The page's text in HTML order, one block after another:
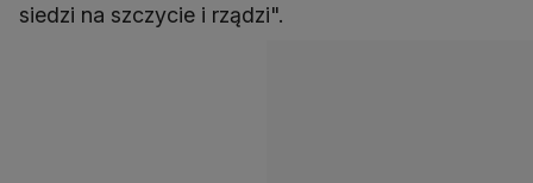
siedzi na szczycie i rządzi".